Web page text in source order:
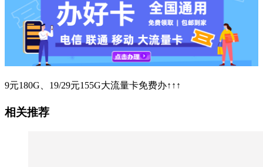
9元180G、19/29元155G大流量卡免费办↑↑↑
相关推荐